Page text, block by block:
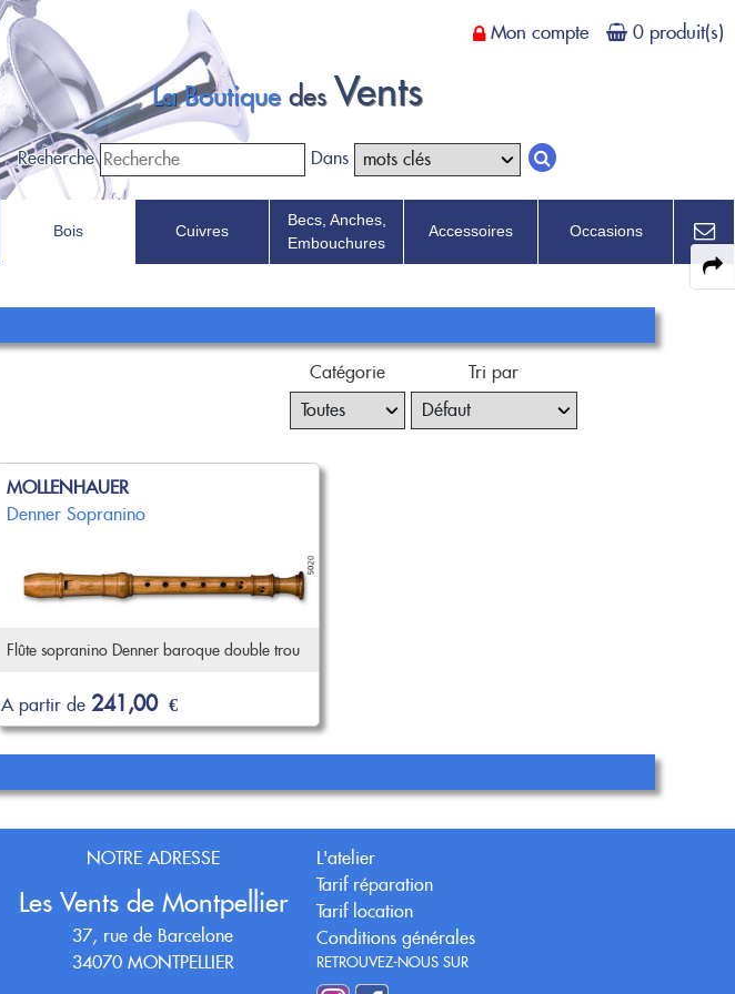
Mon compte 0 produit(s)
La BoutiquedesVents
Recherche Dans
Bois Cuivres
Becs, Anches,
Embouchures
Accessoires Occasions
Catégorie Tri par
MOLLENHAUER
Denner Sopranino
Flûte sopranino Denner baroque double trou
A partir de 241,00 €
NOTRE ADRESSE
Les Vents de Montpellier
37, rue de Barcelone
34070 MONTPELLIER
L'atelier
Tarif réparation
Tarif location
Conditions générales
RETROUVEZ-NOUS SUR